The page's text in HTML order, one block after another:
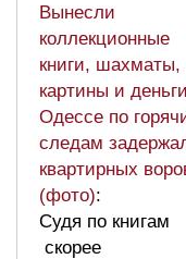
Вынесли
коллекционные
книги, шахматы,
картины и
Одессе по
следам
квартирных
(фото):
Судя по книгам
скорее